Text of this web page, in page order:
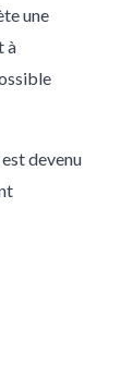
une
à
devenu